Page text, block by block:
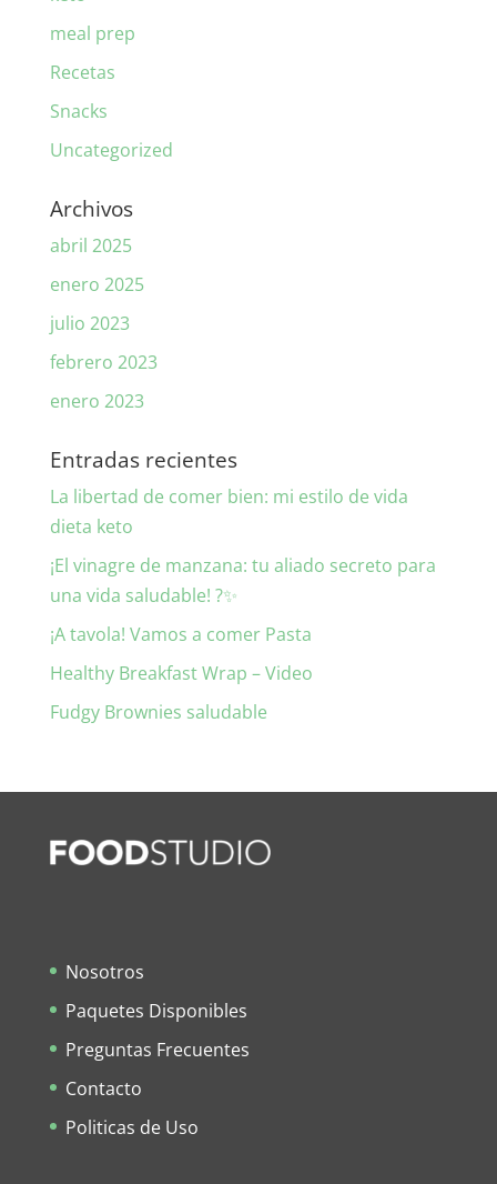
meal prep
Recetas
Snacks
Uncategorized
Archivos
abril 2025
enero 2025
julio 2023
febrero 2023
enero 2023
Entradas recientes
La libertad de comer bien: mi estilo de vida
dieta keto
¡El vinagre de manzana: tu aliado secreto para
una vida saludable! ?✨
¡A tavola! Vamos a comer Pasta
Healthy Breakfast Wrap – Video
Fudgy Brownies saludable
Nosotros
Paquetes Disponibles
Preguntas Frecuentes
Contacto
Politicas de Uso